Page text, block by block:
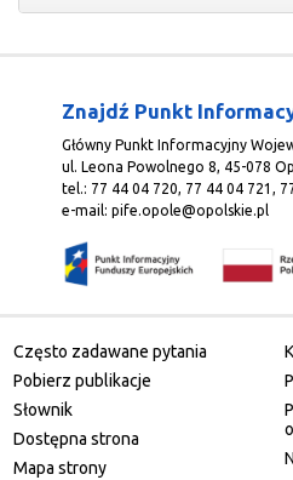
Punkty
Znajdź Punkt
Główny Punkt Informacyjny
ul. Leona Powolnego 8, 45-078
tel.: 77 44 04 720, 77 44 04 721,
e-mail:pife.opole@opolskie.pl
Często zadawane pytania
Pobierz publikacje
Słownik
Dostępna strona
Mapa strony